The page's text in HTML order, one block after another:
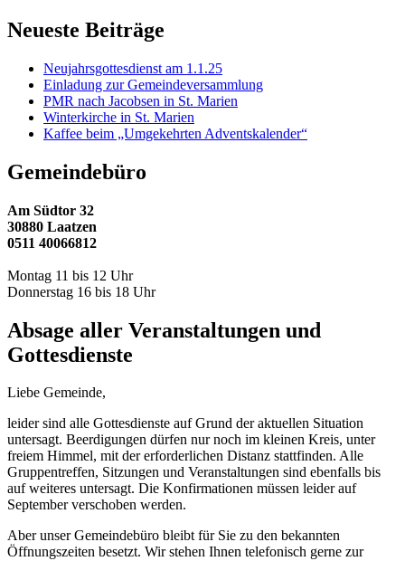
Neueste Beiträge
Neujahrsgottesdienst am 1.1.25
Einladung zur Gemeindeversammlung
PMR nach Jacobsen in St. Marien
Winterkirche in St. Marien
Kaffee beim „Umgekehrten Adventskalender“
Gemeindebüro
Am Südtor 32
30880 Laatzen
0511 40066812
Montag 11 bis 12 Uhr
Donnerstag 16 bis 18 Uhr
Absage aller Veranstaltungen und
Gottesdienste
Liebe Gemeinde,
leider sind alle Gottesdienste auf Grund der aktuellen Situation
untersagt. Beerdigungen dürfen nur noch im kleinen Kreis, unter
freiem Himmel, mit der erforderlichen Distanz stattfinden. Alle
Gruppentreffen, Sitzungen und Veranstaltungen sind ebenfalls bis
auf weiteres untersagt. Die Konfirmationen müssen leider auf
September verschoben werden.
Aber unser Gemeindebüro bleibt für Sie zu den bekannten
Öffnungszeiten besetzt. Wir stehen Ihnen telefonisch gerne zur